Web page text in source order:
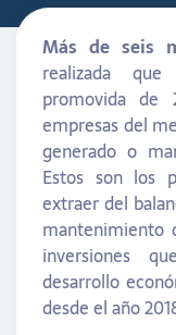
Más de seis
realizada
promovida de
empresas del
generado o
Estos son los
extraer del
mantenimiento
inversiones
desarrollo
desde el año